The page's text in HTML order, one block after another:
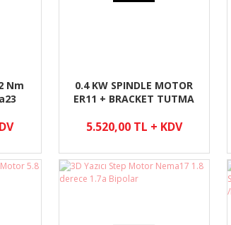
Nm
0.4 KW SPINDLE MOTOR
ER11 + BRACKET TUTMA
5.520,00 TL + KDV